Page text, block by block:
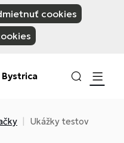
cookies
Bystrica
Ukážky testov